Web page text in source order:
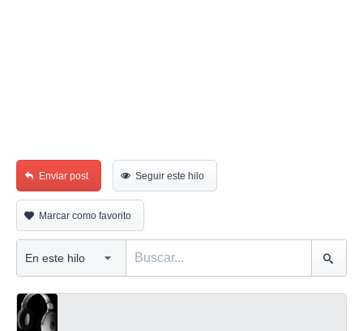
Enviar post Seguir este hilo
Marcar como favorito